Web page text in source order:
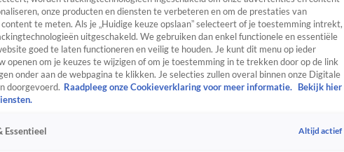
onze producten en diensten te verbeteren en om de prestaties van
te meten. Als je „Huidige keuze opslaan” selecteert of je toestemming intrekt,
uitgeschakeld. We gebruiken dan enkel functionele en essentiële
goed te laten functioneren en veilig te houden. Je kunt dit menu op ieder
openen om je keuzes te wijzigen of om je toestemming in te trekken door op de link
onder aan de webpagina te klikken. Je selecties zullen overal binnen onze Digitale
doorgevoerd. Raadpleeg onze Cookieverklaring voor meer informatie.
Bekijk hier
Essentieel Altijd actief